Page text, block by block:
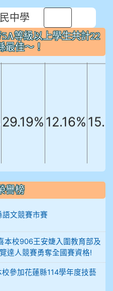
中學
等級以上學生共計22
最佳～！
會考5A等級以上
縣最佳～！
數學
29.19% 12.16%
5
譽榜
文競賽市賽
校906王安婕入圍教育部及
達人競賽勇奪全國賽資格!
參加花蓮縣114學年度技藝